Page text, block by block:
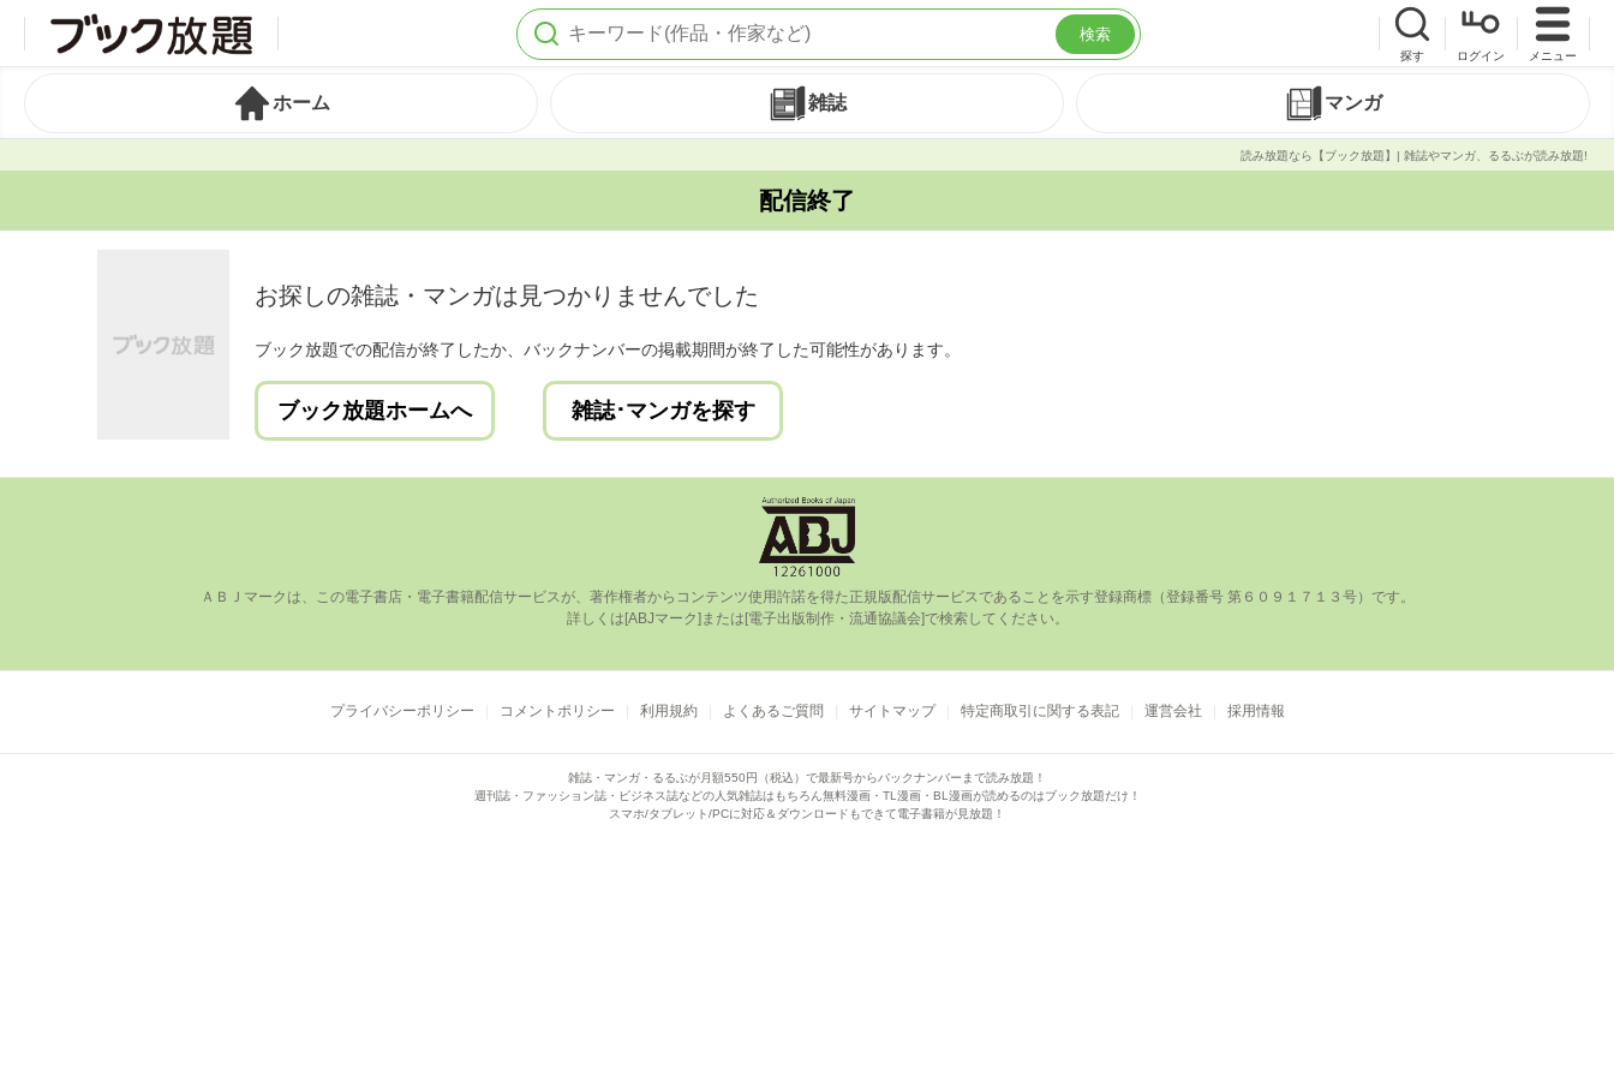
検索
探す ログイン メニュー
ホーム 雑誌 マンガ
読み放題なら【ブック放題】| 雑誌やマンガ、るるぶが読み放題!
配信終了
お探しの雑誌・マンガは見つかりませんでした
ブック放題での配信が終了したか、バックナンバーの掲載期間が終了した可能性があります。
ブック放題ホームへ 雑誌･マンガを探す
ＡＢＪマークは、この電⼦書店・電⼦書籍配信サービスが、著作権者からコンテンツ使⽤許諾を得た正規版配信サービスであることを⽰す登録商標（登録番号 第６０９１７１３号）です。
プライバシーポリシー コメントポリシー 利用規約 よくあるご質問 サイトマップ 特定商取引に関する表記 運営会社 採用情報
雑誌・マンガ・るるぶが月額550円（税込）で最新号からバックナンバーまで読み放題！
週刊誌・ファッション誌・ビジネス誌などの人気雑誌はもちろん 無料漫画・TL漫画・BL漫画が読めるのはブック放題だけ！
スマホ/タブレット/PCに対応＆ダウンロードもできて電子書籍が見放題！